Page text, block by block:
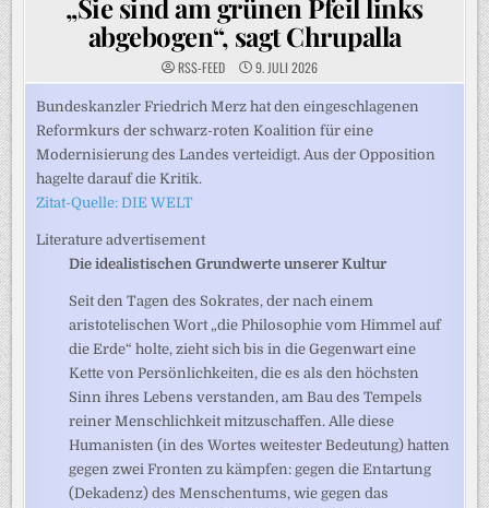
„Sie sind am grünen Pfeil links
abgebogen“, sagt Chrupalla
RSS-FEED 9. JULI 2026
Bundeskanzler Friedrich Merz hat den eingeschlagenen
Reformkurs der schwarz-roten Koalition für eine
Modernisierung des Landes verteidigt. Aus der Opposition
hagelte darauf die Kritik.
Zitat-Quelle: DIE WELT
Literature advertisement
Die idealistischen Grundwerte unserer Kultur
Seit den Tagen des Sokrates, der nach einem
aristotelischen Wort „die Philosophie vom Himmel auf
die Erde“ holte, zieht sich bis in die Gegenwart eine
Kette von Persönlichkeiten, die es als den höchsten
Sinn ihres Lebens verstanden, am Bau des Tempels
reiner Menschlichkeit mitzuschaffen. Alle diese
Humanisten (in des Wortes weitester Bedeutung) hatten
gegen zwei Fronten zu kämpfen: gegen die Entartung
(Dekadenz) des Menschentums, wie gegen das